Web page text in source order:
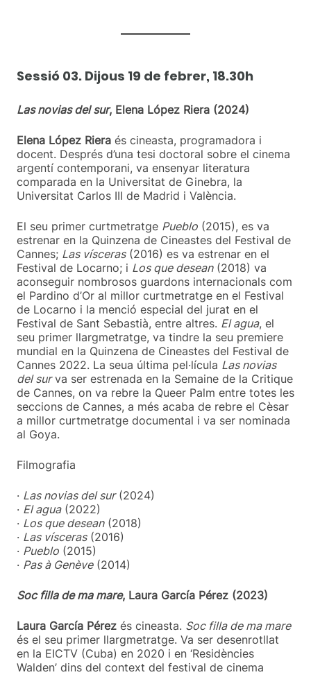
Sessió 03. Dijous 19 de febrer, 18.30h
Las novias del sur, Elena López Riera (2024)
Elena López Riera és cineasta, programadora i
docent. Després d’una tesi doctoral sobre el cinema
argentí contemporani, va ensenyar literatura
comparada en la Universitat de Ginebra, la
Universitat Carlos III de Madrid i València.
El seu primer curtmetratge Pueblo (2015), es va
estrenar en la Quinzena de Cineastes del Festival de
Cannes; Las vísceras(2016) es va estrenar en el
Festival de Locarno; i Los que desean(2018) va
aconseguir nombrosos guardons internacionals com
el Pardino d’Or al millor curtmetratge en el Festival
de Locarno i la menció especial del jurat en el
Festival de Sant Sebastià, entre altres. El agua, el
seu primer llargmetratge, va tindre la seu premiere
mundial en la Quinzena de Cineastes del Festival de
Cannes 2022. La seua última pel·lícula Las novias
del surva ser estrenada en la Semaine de la Critique
de Cannes, on va rebre la Queer Palm entre totes les
seccions de Cannes, a més acaba de rebre el Cèsar
a millor curtmetratge documental i va ser nominada
al Goya.
Filmografia
· Las novias del sur(2024)
· El agua(2022)
· Los que desean(2018)
· Las vísceras(2016)
· Pueblo (2015)
· Pas à Genève(2014)
Soc filla de ma mare, Laura García Pérez (2023)
Laura García Pérez és cineasta. Soc filla de ma mare
és el seu primer llargmetratge. Va ser desenrotllat
en la EICTV (Cuba) en 2020 i en ‘Residències
Walden’ dins del context del festival de cinema